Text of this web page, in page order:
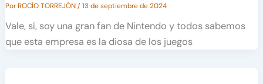
PorROCÍO TORREJÓN/13 de septiembre de 2024
Vale, sí, soy una gran fan de Nintendo y todos sabemos
que esta empresa es la diosa de los juegos